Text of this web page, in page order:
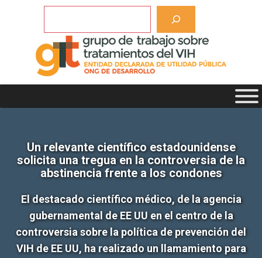
Un relevante científico estadounidense
solicita una tregua en la controversia de la
abstinencia frente a los condones
El destacado científico médico, de la agencia
gubernamental de EE UU en el centro de la
controversia sobre la política de prevención del
VIH de EE UU, ha realizado un llamamiento para